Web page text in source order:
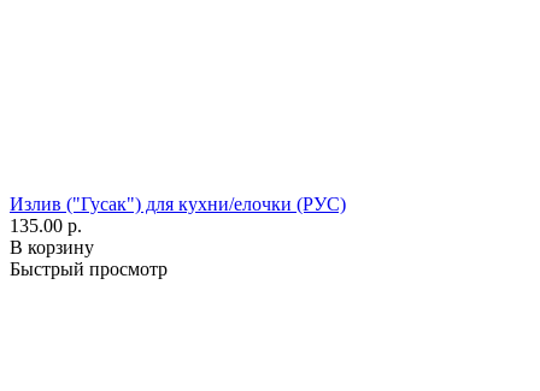
Излив ("Гусак") для кухни/елочки (РУС)
135.00 р.
В корзину
Быстрый просмотр